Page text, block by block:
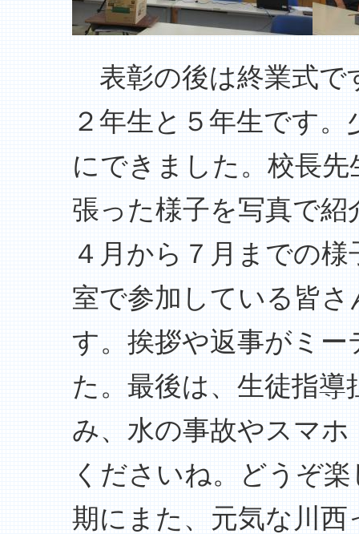
表彰の後は終業式で
２年生と５年生です
にできました。校長
張った様子を写真で
４月から７月までの
室で参加している皆
す。挨拶や返事がミ
た。最後は、生徒指
み、水の事故やスマ
くださいね。どうぞ
期にまた、元気な川